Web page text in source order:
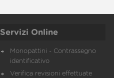
Servizi Online
Monopattini - Contrassegno
identificativo
Verifica revisioni effettuate